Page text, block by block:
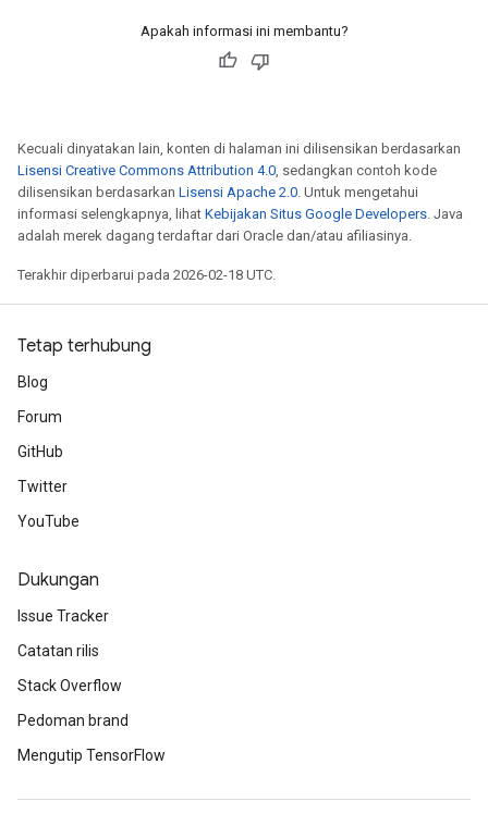
Apakah informasi ini membantu?
Kecuali dinyatakan lain, konten di halaman ini dilisensikan berdasarkan
Lisensi Creative Commons Attribution 4.0, sedangkan contoh kode
dilisensikan berdasarkan Lisensi Apache 2.0. Untuk mengetahui
informasi selengkapnya, lihat Kebijakan Situs Google Developers. Java
adalah merek dagang terdaftar dari Oracle dan/atau afiliasinya.
Terakhir diperbarui pada 2026-02-18 UTC.
Tetap terhubung
Blog
Forum
GitHub
Twitter
YouTube
Dukungan
Issue Tracker
Catatan rilis
Stack Overflow
Pedoman brand
Mengutip TensorFlow